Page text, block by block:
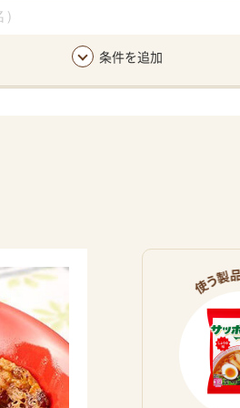
条件を追加